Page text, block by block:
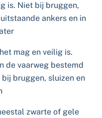
is. Niet bij bruggen,
ankers en in
mag en veilig is.
de vaarweg bestemd
bruggen, sluizen en
zwarte of gele